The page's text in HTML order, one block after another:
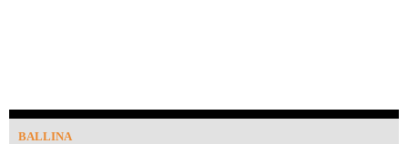
BALLINA